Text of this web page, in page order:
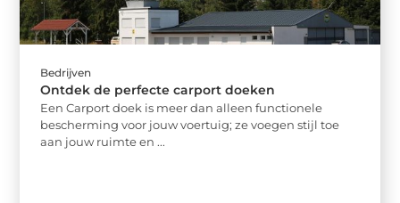
Bedrijven
Ontdek de perfecte carport doeken
Een Carport doek is meer dan alleen functionele
bescherming voor jouw voertuig; ze voegen stijl toe
aan jouw ruimte en ...